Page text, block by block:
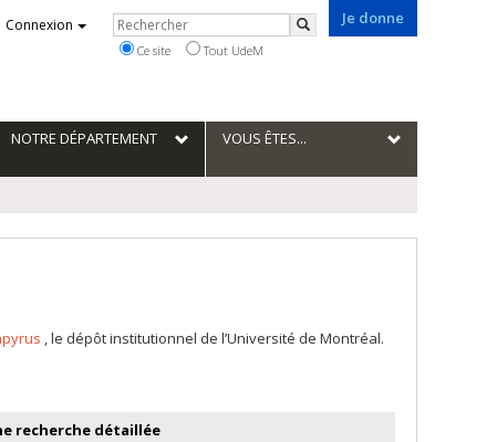
Je donne
Connexion Rechercher
Rechercher
Ce site Tout UdeM
NOTRE DÉPARTEMENT VOUS ÊTES...
, le dépôt institutionnel de l’Université de Montréal.
recherche détaillée